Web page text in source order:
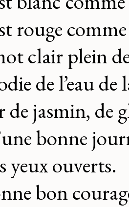
rouge
clair plein
de l’eau de
jasmin, de
bonne
yeux ouverts.
bon